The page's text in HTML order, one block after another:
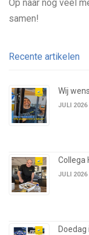
Op naar nog veel
samen!
Recente artikelen
Wij
JULI 2026
Collega
JULI 2026